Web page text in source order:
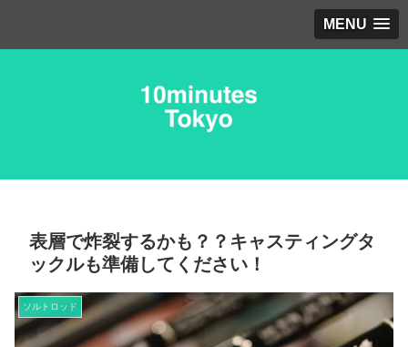
MENU
表層で炸裂するかも？？キャスティングタ
ックルも準備してください！
ソルトロッド